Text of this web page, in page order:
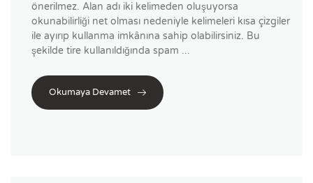
önerilmez. Alan adı iki kelimeden oluşuyorsa
okunabilirliği net olması nedeniyle kelimeleri kısa çizgiler
ile ayırıp kullanma imkânına sahip olabilirsiniz. Bu
şekilde tire kullanıldığında spam ...
Okumaya Devamet